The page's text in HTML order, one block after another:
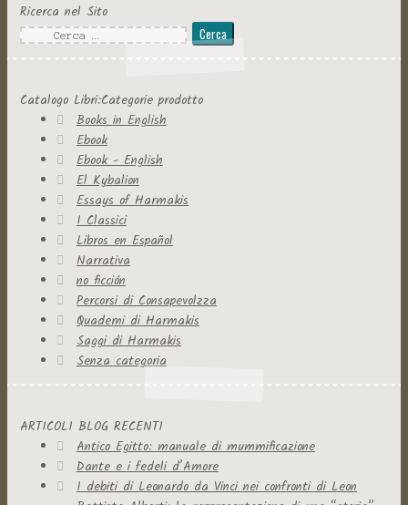
Ricerca nel Sito
Ricerca
per:
Catalogo Libri:Categorie prodotto
Books in English
Ebook
Ebook - English
El Kybalion
Essays of Harmakis
I Classici
Libros en Español
Narrativa
no ficción
Percorsi di Consapevolzza
Quaderni di Harmakis
Saggi di Harmakis
Senza categoria
ARTICOLI BLOG RECENTI
Antico Egitto: manuale di mummificazione
Dante e i fedeli d’Amore
I debiti di Leonardo da Vinci nei confronti di Leon